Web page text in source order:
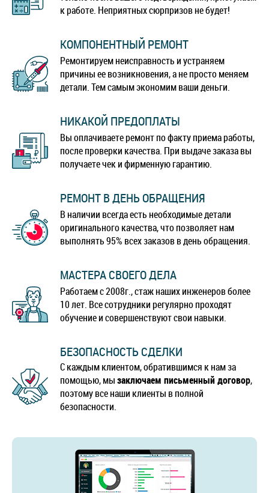
к работе. Неприятных сюрпризов не будет!
КОМПОНЕНТНЫЙ РЕМОНТ
Ремонтируем неисправность и устраняем
причины ее возникновения, а не просто меняем
детали. Тем самым экономим ваши деньги.
НИКАКОЙ ПРЕДОПЛАТЫ
Вы оплачиваете ремонт по факту приема работы,
после проверки качества. При выдаче заказа вы
получаете чек и фирменную гарантию.
РЕМОНТ В ДЕНЬ ОБРАЩЕНИЯ
В наличии всегда есть необходимые детали
оригинального качества, что позволяет нам
выполнять 95% всех заказов в день обращения.
МАСТЕРА СВОЕГО ДЕЛА
Работаем с 2008г., стаж наших инженеров более
10 лет. Все сотрудники регулярно проходят
обучение и совершенствуют свои навыки.
БЕЗОПАСНОСТЬ СДЕЛКИ
С каждым клиентом, обратившимся к нам за
помощью, мызаключаем письменный договор,
поэтому все наши клиенты в полной
безопасности.